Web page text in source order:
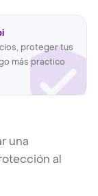
proteger tus
más practico
una
al